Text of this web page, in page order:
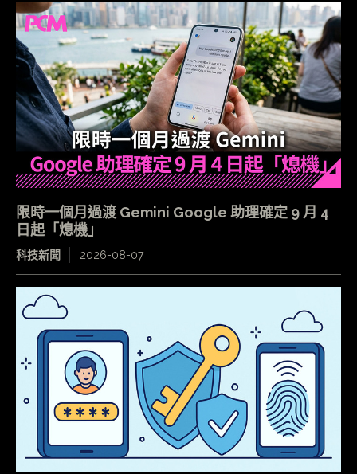
限時一個月過渡 Gemini Google 助理確定 9 月 4
日起「熄機」
科技新聞 2026-08-07